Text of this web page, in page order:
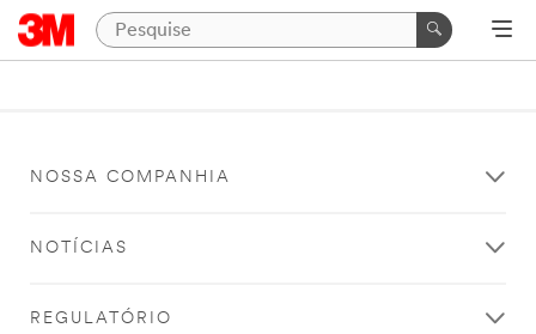
NOSSA COMPANHIA
NOTÍCIAS
REGULATÓRIO